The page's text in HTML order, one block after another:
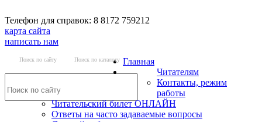
Телефон для справок: 8 8172 759212
карта сайта
написать нам
Поиск по сайту Поиск по каталогу Главная
Читателям
Контакты, режим
работы
Читательский билет ОНЛАЙН
Ответы на часто задаваемые вопросы